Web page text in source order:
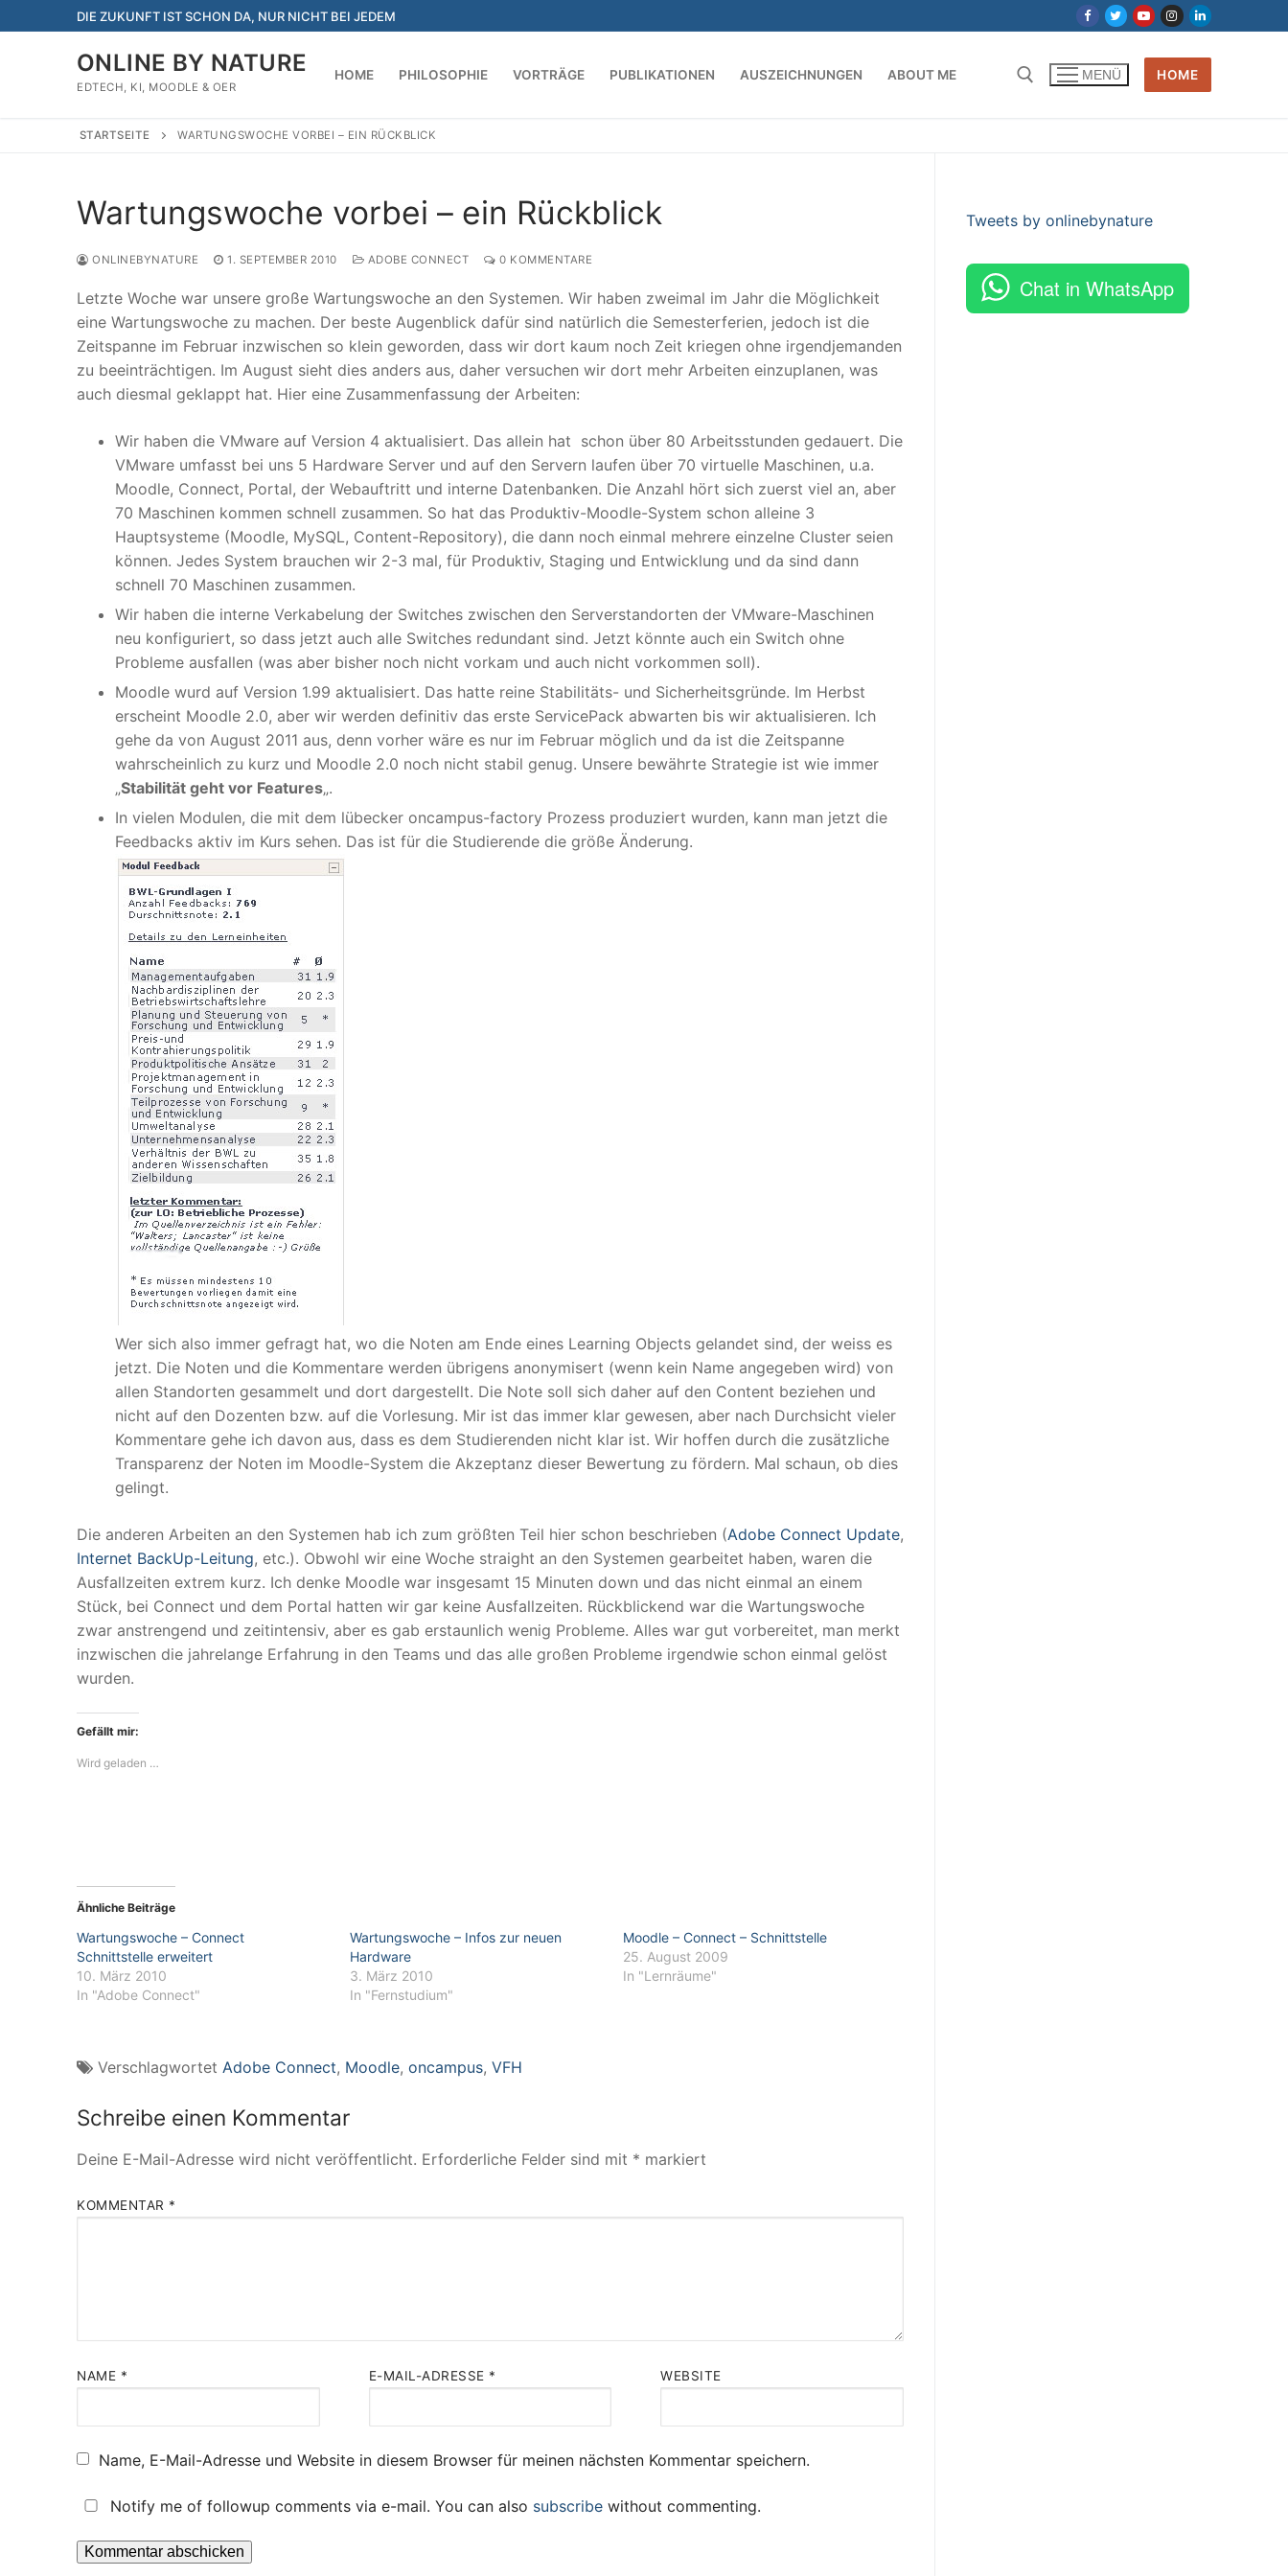
Inhalt
DIE ZUKUNFT IST SCHON DA, NUR NICHT BEI JEDEM
ONLINE BY NATURE
EDTECH, KI, MOODLE & OER
HOME PHILOSOPHIE VORTRÄGE PUBLIKATIONEN AUSZEICHNUNGEN ABOUT ME MENÜ HOME
STARTSEITE WARTUNGSWOCHE VORBEI – EIN RÜCKBLICK
Wartungswoche vorbei – ein Rückblick
ONLINEBYNATURE 1. SEPTEMBER 2010 ADOBE CONNECT 0 KOMMENTARE
Letzte Woche war unsere große Wartungswoche an den Systemen. Wir haben zweimal im Jahr die Möglichkeit
eine Wartungswoche zu machen. Der beste Augenblick dafür sind natürlich die Semesterferien, jedoch ist die
Zeitspanne im Februar inzwischen so klein geworden, dass wir dort kaum noch Zeit kriegen ohne irgendjemanden
zu beeinträchtigen. Im August sieht dies anders aus, daher versuchen wir dort mehr Arbeiten einzuplanen, was
auch diesmal geklappt hat. Hier eine Zusammenfassung der Arbeiten:
Wir haben die VMware auf Version 4 aktualisiert. Das allein hat schon über 80 Arbeitsstunden gedauert. Die
VMware umfasst bei uns 5 Hardware Server und auf den Servern laufen über 70 virtuelle Maschinen, u.a.
Moodle, Connect, Portal, der Webauftritt und interne Datenbanken. Die Anzahl hört sich zuerst viel an, aber
70 Maschinen kommen schnell zusammen. So hat das Produktiv-Moodle-System schon alleine 3
Hauptsysteme (Moodle, MySQL, Content-Repository), die dann noch einmal mehrere einzelne Cluster seien
können. Jedes System brauchen wir 2-3 mal, für Produktiv, Staging und Entwicklung und da sind dann
schnell 70 Maschinen zusammen.
Wir haben die interne Verkabelung der Switches zwischen den Serverstandorten der VMware-Maschinen
neu konfiguriert, so dass jetzt auch alle Switches redundant sind. Jetzt könnte auch ein Switch ohne
Probleme ausfallen (was aber bisher noch nicht vorkam und auch nicht vorkommen soll).
Moodle wurd auf Version 1.99 aktualisiert. Das hatte reine Stabilitäts- und Sicherheitsgründe. Im Herbst
erscheint Moodle 2.0, aber wir werden definitiv das erste ServicePack abwarten bis wir aktualisieren. Ich
gehe da von August 2011 aus, denn vorher wäre es nur im Februar möglich und da ist die Zeitspanne
wahrscheinlich zu kurz und Moodle 2.0 noch nicht stabil genug. Unsere bewährte Strategie ist wie immer
„Stabilität geht vor Features„.
In vielen Modulen, die mit dem lübecker oncampus-factory Prozess produziert wurden, kann man jetzt die
Feedbacks aktiv im Kurs sehen. Das ist für die Studierende die größe Änderung.
Wer sich also immer gefragt hat, wo die Noten am Ende eines Learning Objects gelandet sind, der weiss es
jetzt. Die Noten und die Kommentare werden übrigens anonymisert (wenn kein Name angegeben wird) von
allen Standorten gesammelt und dort dargestellt. Die Note soll sich daher auf den Content beziehen und
nicht auf den Dozenten bzw. auf die Vorlesung. Mir ist das immer klar gewesen, aber nach Durchsicht vieler
Kommentare gehe ich davon aus, dass es dem Studierenden nicht klar ist. Wir hoffen durch die zusätzliche
Transparenz der Noten im Moodle-System die Akzeptanz dieser Bewertung zu fördern. Mal schaun, ob dies
gelingt.
Die anderen Arbeiten an den Systemen hab ich zum größten Teil hier schon beschrieben (Adobe Connect Update,
Internet BackUp-Leitung, etc.). Obwohl wir eine Woche straight an den Systemen gearbeitet haben, waren die
Ausfallzeiten extrem kurz. Ich denke Moodle war insgesamt 15 Minuten down und das nicht einmal an einem
Stück, bei Connect und dem Portal hatten wir gar keine Ausfallzeiten. Rückblickend war die Wartungswoche
zwar anstrengend und zeitintensiv, aber es gab erstaunlich wenig Probleme. Alles war gut vorbereitet, man merkt
inzwischen die jahrelange Erfahrung in den Teams und das alle großen Probleme irgendwie schon einmal gelöst
wurden.
Gefällt mir:
Wird geladen …
Ähnliche Beiträge
Wartungswoche – Connect
Schnittstelle erweitert
10. März 2010
In "Adobe Connect"
Wartungswoche – Infos zur neuen
Hardware
3. März 2010
In "Fernstudium"
Moodle – Connect – Schnittstelle
25. August 2009
In "Lernräume"
Verschlagwortet Adobe Connect, Moodle, oncampus, VFH
Schreibe einen Kommentar
Deine E-Mail-Adresse wird nicht veröffentlicht. Erforderliche Felder sind mit * markiert
KOMMENTAR *
NAME * E-MAIL-ADRESSE * WEBSITE
Name, E-Mail-Adresse und Website in diesem Browser für meinen nächsten Kommentar speichern.
Notify me of followup comments via e-mail. You can also subscribe without commenting.
Tweets by onlinebynature
Chat in WhatsApp